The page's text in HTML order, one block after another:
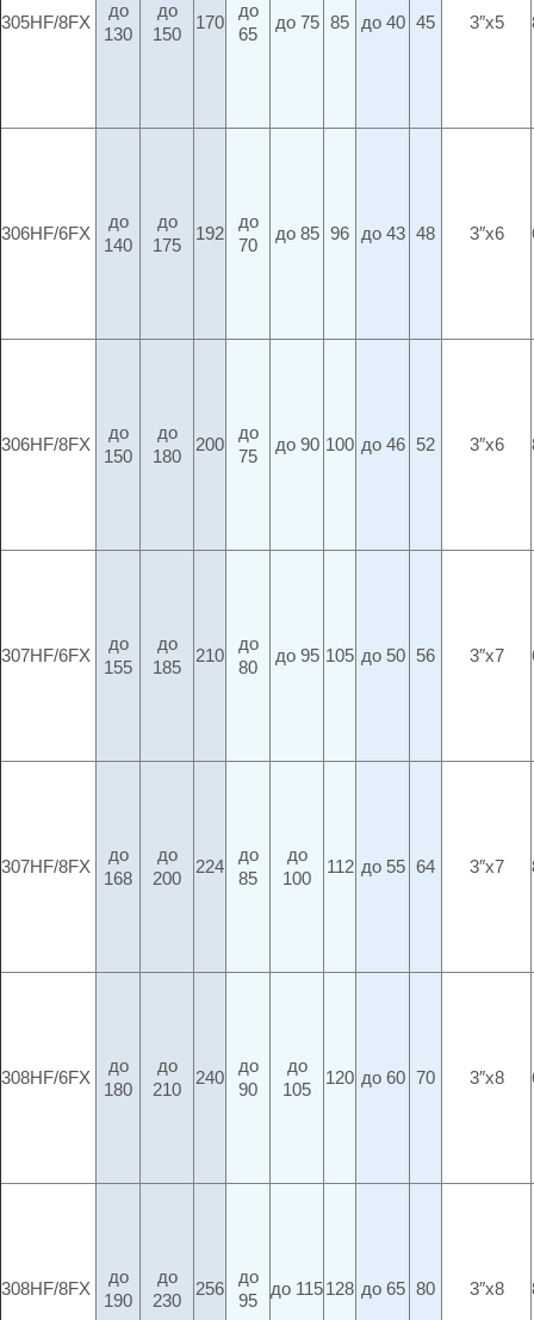
305HF/8FX
до
130
до
150
170
до
65
до 75 85 до 40 45 3″x5
306HF/6FX
до
140
до
175
192
до
70
до 85 96 до 43 48 3″x6
306HF/8FX
до
150
до
180
200
до
75
до 90 100 до 46 52 3″x6
307HF/6FX
до
155
до
185
210
до
80
до 95 105 до 50 56 3″x7
307HF/8FX
до
168
до
200
224
до
85
до
100
112 до 55 64 3″x7
308HF/6FX
до
180
до
210
240
до
90
до
105
120 до 60 70 3″x8
308HF/8FX
до
190
до
230
256
до
95
до 115128 до 65 80 3″x8